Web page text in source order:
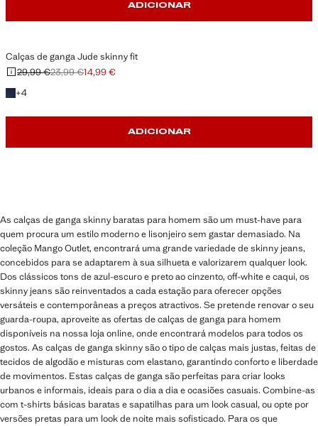
ADICIONAR
Calças de ganga Jude skinny fit
Preço inicial riscado [29,99 € ]
29,99 €
Segundo preço riscado [23,99 € ]
23,99 €
Preço atual [14,99 € ]14,99 €
+4
+4 cores
ADICIONAR
As calças de ganga skinny baratas para homem são um must-have para
quem procura um estilo moderno e lisonjeiro sem gastar demasiado. Na
coleção Mango Outlet, encontrará uma grande variedade de skinny jeans,
concebidos para se adaptarem à sua silhueta e valorizarem qualquer look.
Dos clássicos tons de azul-escuro e preto ao cinzento, off-white e caqui, os
skinny jeans são reinventados a cada estação para oferecer opções
versáteis e contemporâneas a preços atractivos. Se pretende renovar o seu
guarda-roupa, aproveite as ofertas de calças de ganga para homem
disponíveis na nossa loja online, onde encontrará modelos para todos os
gostos. As calças de ganga skinny são o tipo de calças mais justas, feitas de
tecidos de algodão e misturas com elastano, garantindo conforto e liberdade
de movimentos. Estas calças de ganga são perfeitas para criar looks
urbanos e informais, ideais para o dia a dia e ocasiões casuais. Combine-as
com t-shirts básicas baratas e sapatilhas para um look casual, ou opte por
versões pretas para um look de noite mais sofisticado. Para os que